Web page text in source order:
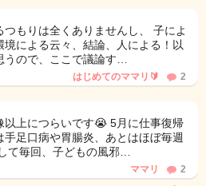
もりは全くありませんし、 子によ
境による云々、結論、人による！以
うので、ここで議論す…
はじめてのママリ🔰 2
以上につらいです😭 5月に仕事復帰
手足口病や胃腸炎、あとはほぼ毎週
て毎回、子どもの風邪…
ママリ 2